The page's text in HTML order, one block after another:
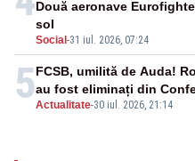
Social -31 iul. 2026, 07:24
Două aeronave
sol
5Actualitate-30 iul. 2026, 21:14
FCSB, umilită de Auda!
au fost eliminați din